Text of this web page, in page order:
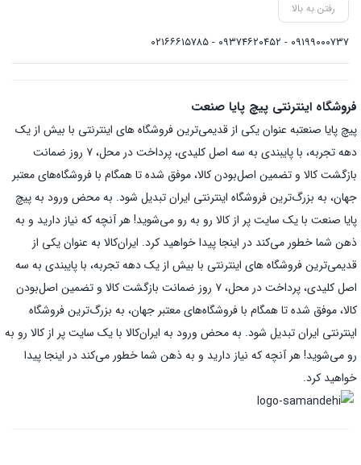
رفتن به بالا
۰۹۱۹۹۰۰۰۷۳۷ - ۰۹۳۷۴۶۲۰۴۵۲ - ۰۲۱۶۶۶۱۵۷۸۵
فروشگاه اینترنتی پیچ پایا صنعت
پیچ پایا صنعتبه عنوان یکی از قدیمی‌ترین فروشگاه های اینترنتی با بیش از یک
دهه تجربه، با پایبندی به سه اصل کلیدی، پرداخت در محل، ۷ روز ضمانت
بازگشت کالا و تضمین اصل‌بودن کالا، موفق شده تا همگام با فروشگاه‌های معتبر
جهان، به بزرگ‌ترین فروشگاه اینترنتی ایران تبدیل شود. به محض ورود به پیچ
پایا صنعت با یک سایت پر از کالا رو به رو می‌شوید! هر آنچه که نیاز دارید و به
ذهن شما خطور می‌کند در اینجا پیدا خواهید کرد. ایران‌کالا به عنوان یکی از
قدیمی‌ترین فروشگاه های اینترنتی با بیش از یک دهه تجربه، با پایبندی به سه
اصل کلیدی، پرداخت در محل، ۷ روز ضمانت بازگشت کالا و تضمین اصل‌بودن
کالا، موفق شده تا همگام با فروشگاه‌های معتبر جهان، به بزرگ‌ترین فروشگاه
اینترنتی ایران تبدیل شود. به محض ورود به ایران‌کالا با یک سایت پر از کالا رو به
رو می‌شوید! هر آنچه که نیاز دارید و به ذهن شما خطور می‌کند در اینجا پیدا
خواهید کرد.